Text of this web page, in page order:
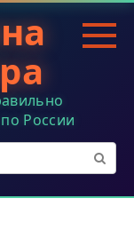
России